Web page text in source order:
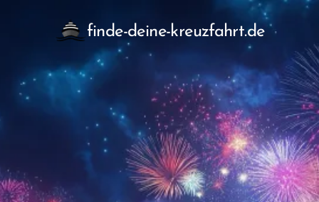
finde-deine-kreuzfahrt.de